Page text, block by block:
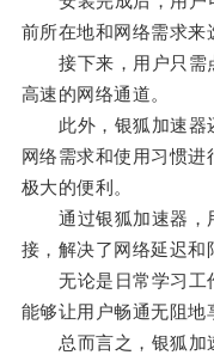
前所在地和网络需求来
接下来，用户只需点
高速的网络通道。
此外，银狐加速器
网络需求和使用习惯
极大的便利。
通过银狐加速器，
接，解决了网络延迟和
无论是日常学习工
能够让用户畅通无阻地
总而言之，银狐加